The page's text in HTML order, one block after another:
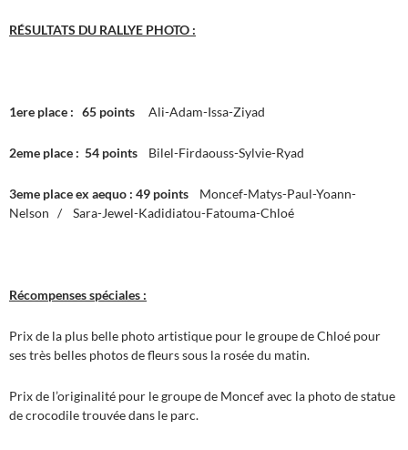
RÉSULTATS DU RALLYE PHOTO :
1ere place : 65 points Ali-Adam-Issa-Ziyad
2eme place : 54 points Bilel-Firdaouss-Sylvie-Ryad
3eme place ex aequo : 49 points Moncef-Matys-Paul-Yoann-
Nelson / Sara-Jewel-Kadidiatou-Fatouma-Chloé
Récompenses spéciales :
Prix de la plus belle photo artistique pour le groupe de Chloé pour
ses très belles photos de fleurs sous la rosée du matin.
Prix de l’originalité pour le groupe de Moncef avec la photo de statue
de crocodile trouvée dans le parc.